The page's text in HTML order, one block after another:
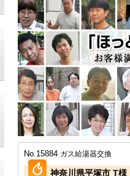
No.15884 ガス給湯器交換
神奈川県平塚市 T様